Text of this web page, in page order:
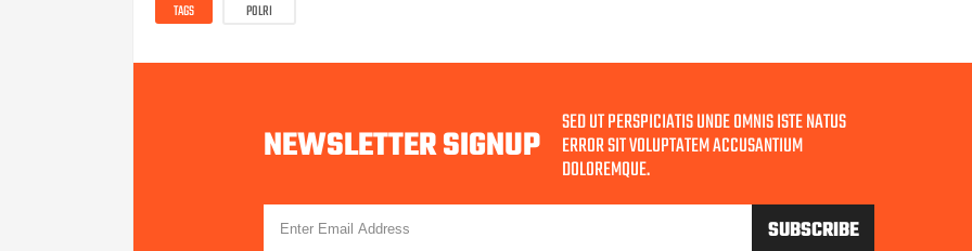
TAGS POLRI
NEWSLETTER SIGNUP SED UT PERSPICIATIS UNDE OMNIS ISTE NATUS
ERROR SIT VOLUPTATEM ACCUSANTIUM
DOLOREMQUE.